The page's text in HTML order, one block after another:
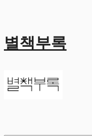
별책부록